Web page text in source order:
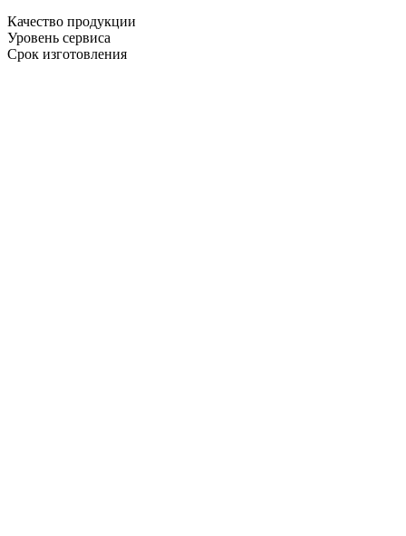
Качество продукции
Уровень сервиса
Срок изготовления